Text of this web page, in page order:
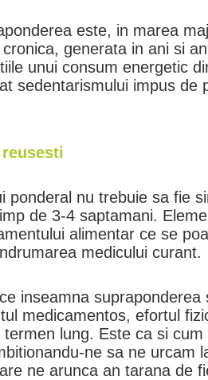
este, in marea
generata in ani si
unui consum energetic
sedentarismului impus de
ponderal nu trebuie sa fie
de 3-4 saptamani.
alimentar ce se
medicului curant.
inseamna
medicamentos, efortul
lung. Este ca si
ne sa ne urcam
ne arunca an tarana de